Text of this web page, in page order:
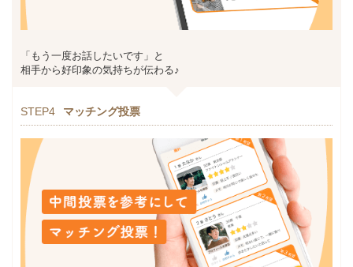
「もう一度お話したいです」と
相手から好印象の気持ちが伝わる♪
STEP4 マッチング投票